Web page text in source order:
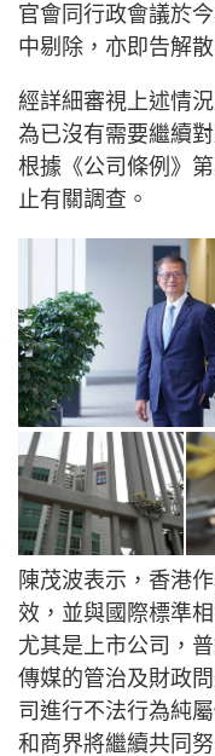
官會同行政會議於
中剔除，亦即告解散
經詳細審視上述情
為已沒有需要繼續
根據《公司條例》
止有關調查。
陳茂波表示，香港
效，並與國際標準
尤其是上市公司，
傳媒的管治及財政
司進行不法行為純
和商界將繼續共同